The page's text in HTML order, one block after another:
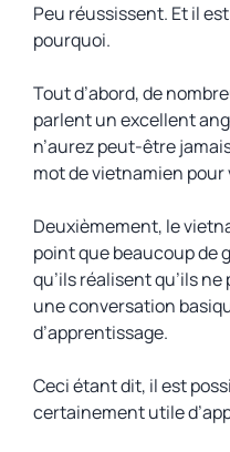
Peu réussissent. Et il
pourquoi.
Tout d’abord, de
parlent un excellent
n’aurez peut-être
mot de vietnamien pour
Deuxièmement, le
point que beaucoup de
qu’ils réalisent qu’ils
une conversation
d’apprentissage.
Ceci étant dit, il est
certainement utile